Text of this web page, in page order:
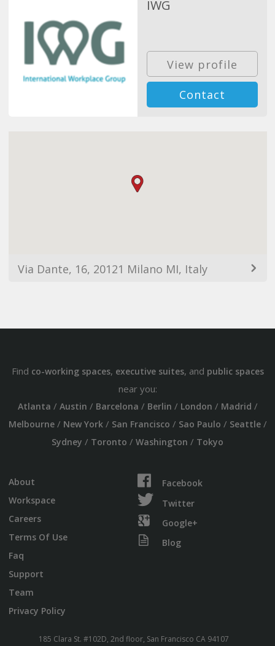
IWG
View profile
Contact
Via Dante, 16, 20121 Milano MI, Italy
Find co-working spaces, executive suites, and public spaces
near you:
Atlanta / Austin / Barcelona / Berlin / London / Madrid /
Melbourne/ New York/ San Francisco / Sao Paulo / Seattle/
Sydney / Toronto / Washington / Tokyo
About
Workspace
Careers
Terms Of Use
Faq
Support
Team
Privacy Policy
Facebook
Twitter
Google+
Blog
185 Clara St. #102D, 2nd floor, San Francisco CA 94107